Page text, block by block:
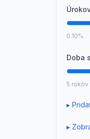
0.10%
Doba
5 rokov
▸
▸